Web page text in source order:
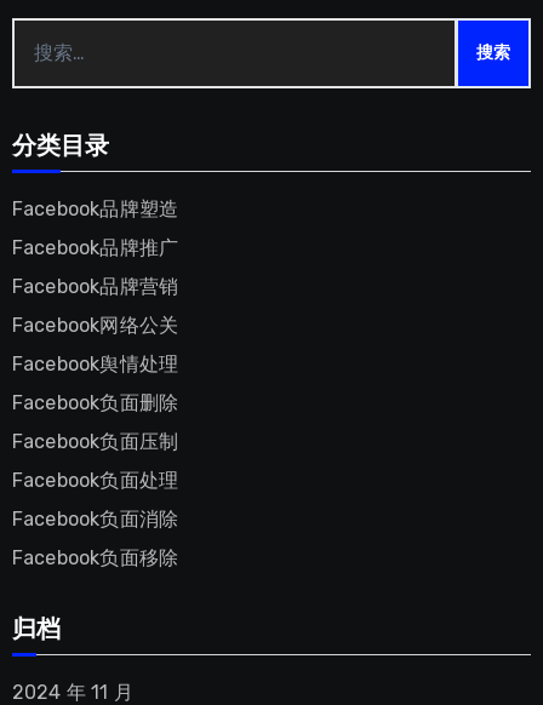
索：
分类目录
Facebook品牌塑造
Facebook品牌推广
Facebook品牌营销
Facebook网络公关
Facebook舆情处理
Facebook负面删除
Facebook负面压制
Facebook负面处理
Facebook负面消除
Facebook负面移除
归档
2024 年 11 月